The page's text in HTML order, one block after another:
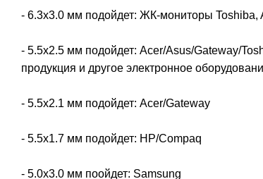
- 6.3х3.0 мм подойдет: ЖК-мониторы Toshiba,
- 5.5х2.5 мм подойдет: Acer/Asus/Gateway/
продукция и другое электронное
- 5.5х2.1 мм подойдет: Acer/Gateway
- 5.5х1.7 мм подойдет: HP/Compaq
- 5.0х3.0 мм поойдет: Samsung